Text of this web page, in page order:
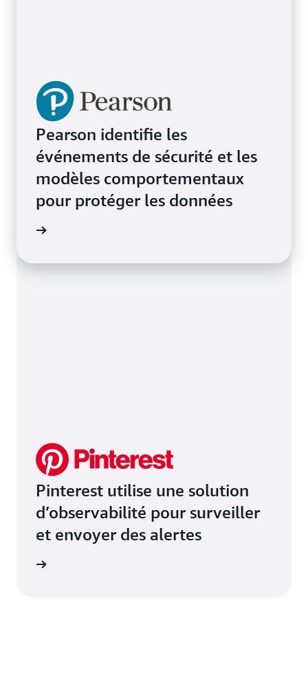
Pearson identifie les
événements de sécurité et les
modèles comportementaux
pour protéger les données
Pinterest utilise une solution
d’observabilité pour surveiller
et envoyer des alertes